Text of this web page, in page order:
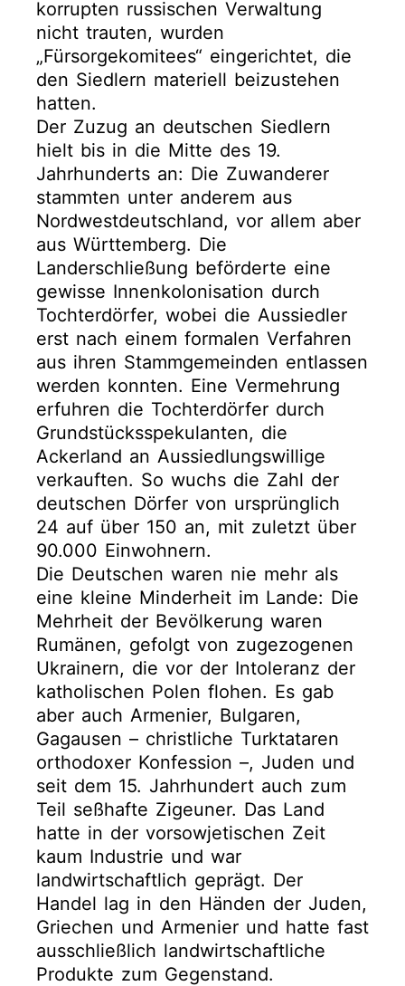
korrupten russischen Verwaltung
nicht trauten, wurden
„Fürsorgekomitees“ eingerichtet, die
den Siedlern materiell beizustehen
hatten.
Der Zuzug an deutschen Siedlern
hielt bis in die Mitte des 19.
Jahrhunderts an: Die Zuwanderer
stammten unter anderem aus
Nordwestdeutschland, vor allem aber
aus Württemberg. Die
Landerschließung beförderte eine
gewisse Innenkolonisation durch
Tochterdörfer, wobei die Aussiedler
erst nach einem formalen Verfahren
aus ihren Stammgemeinden entlassen
werden konnten. Eine Vermehrung
erfuhren die Tochterdörfer durch
Grundstücksspekulanten, die
Ackerland an Aussiedlungswillige
verkauften. So wuchs die Zahl der
deutschen Dörfer von ursprünglich
24 auf über 150 an, mit zuletzt über
90.000 Einwohnern.
Die Deutschen waren nie mehr als
eine kleine Minderheit im Lande: Die
Mehrheit der Bevölkerung waren
Rumänen, gefolgt von zugezogenen
Ukrainern, die vor der Intoleranz der
katholischen Polen flohen. Es gab
aber auch Armenier, Bulgaren,
Gagausen – christliche Turktataren
orthodoxer Konfession –, Juden und
seit dem 15. Jahrhundert auch zum
Teil seßhafte Zigeuner. Das Land
hatte in der vorsowjetischen Zeit
kaum Industrie und war
landwirtschaftlich geprägt. Der
Handel lag in den Händen der Juden,
Griechen und Armenier und hatte fast
ausschließlich landwirtschaftliche
Produkte zum Gegenstand.